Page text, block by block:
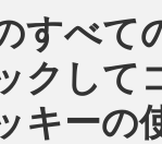
すべて
クして
キーの